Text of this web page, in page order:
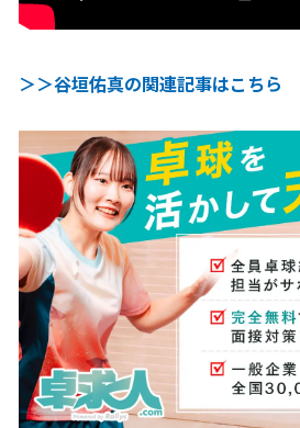
＞＞谷垣佑真の関連記事はこちら